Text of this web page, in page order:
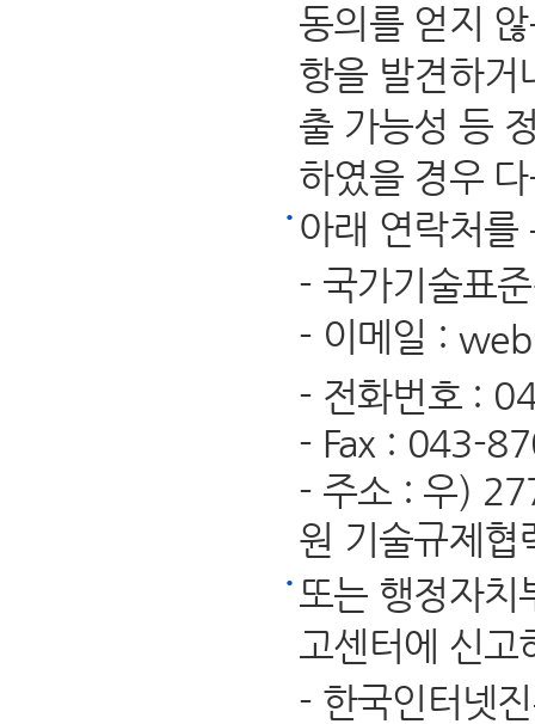
동의를 얻지
항을 발견하거
출 가능성 등
하였을 경우
아래 연락처를
- 국가기술표
- 이메일 :
- 전화번호 :
- Fax : 043-
- 주소 : 우)
원 기술규제협
또는 행정자치
고센터에 신고
- 한국인터넷